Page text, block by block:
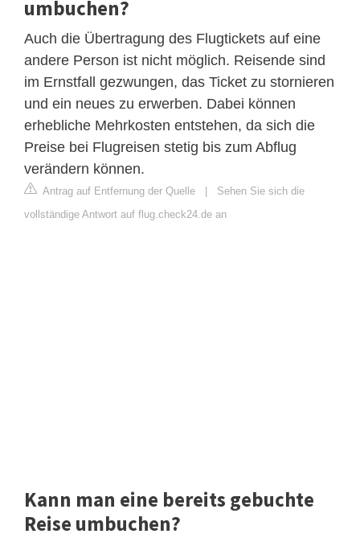
umbuchen?
Auch die Übertragung des Flugtickets auf eine
andere Person ist nicht möglich. Reisende sind
im Ernstfall gezwungen, das Ticket zu stornieren
und ein neues zu erwerben. Dabei können
erhebliche Mehrkosten entstehen, da sich die
Preise bei Flugreisen stetig bis zum Abflug
verändern können.
Antrag auf Entfernung der Quelle | Sehen Sie sich die
vollständige Antwort auf flug.check24.de an
Kann man eine bereits gebuchte
Reise umbuchen?